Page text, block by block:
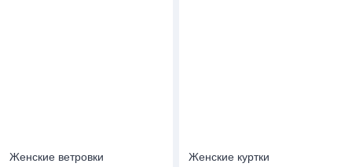
Женские ветровки Женские куртки